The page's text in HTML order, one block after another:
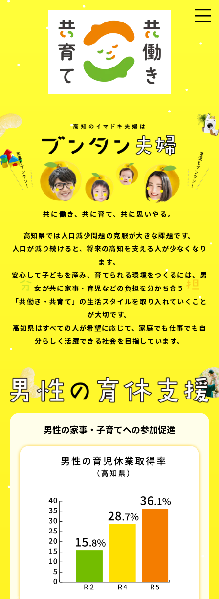
共に働き、共に育て、共に思いやる。
高知県では人口減少問題の克服が大きな課題です。
人口が減り続けると、将来の高知を支える人が少なくなり
ます。
安心して子どもを産み、育てられる環境をつくるには、男
女が共に家事・育児などの負担を分かち合う
「共働き・共育て」の生活スタイルを取り入れていくこと
が大切です。
高知県はすべての人が希望に応じて、家庭でも仕事でも自
分らしく活躍できる社会を目指しています。
男性の家事・子育てへの参加促進